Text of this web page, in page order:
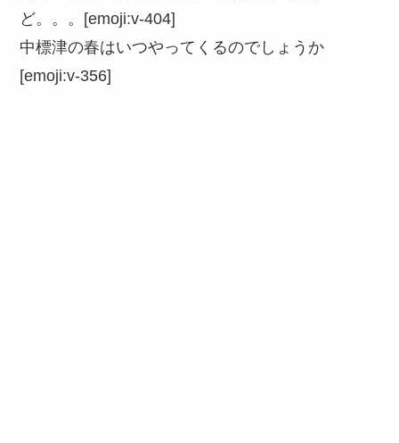
ど。。。[emoji:v-404]
中標津の春はいつやってくるのでしょうか
[emoji:v-356]